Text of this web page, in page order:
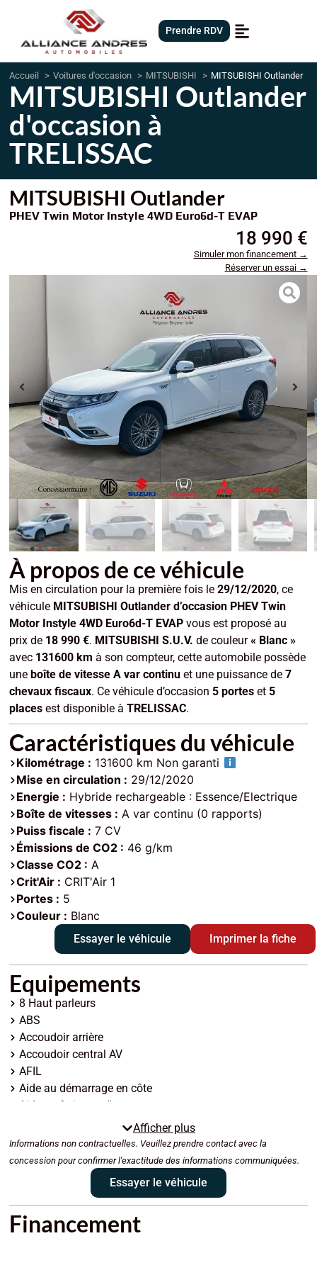
Prendre RDV
Accueil Voitures d'occasion MITSUBISHI MITSUBISHI Outlander
MITSUBISHI Outlander
d'occasion à
TRELISSAC
MITSUBISHI Outlander
PHEV Twin Motor Instyle 4WD Euro6d-T EVAP
18 990 €
Simuler mon financement →
Réserver un essai →
À propos de ce véhicule
Mis en circulation pour la première fois le29/12/2020, ce
véhicule MITSUBISHI Outlander d’occasion PHEV Twin
Motor Instyle 4WD Euro6d-T EVAP vous est proposé au
prix de 18 990 €. MITSUBISHI S.U.V. de couleur« Blanc »
avec 131600 km à son compteur, cette automobile possède
uneboîte de vitesse A var continu et une puissance de7
chevaux fiscaux. Ce véhicule d’occasion5 portes et5
places est disponible àTRELISSAC.
Caractéristiques du véhicule
Kilométrage : 131600 km Non garanti
Mise en circulation : 29/12/2020
Energie : Hybride rechargeable : Essence/Electrique
Boîte de vitesses : A var continu (0 rapports)
Puiss fiscale : 7 CV
Émissions de CO2 : 46 g/km
Classe CO2 : A
Crit'Air : CRIT'Air 1
Portes : 5
Couleur : Blanc
Essayer le véhicule Imprimer la fiche
Equipements
8 Haut parleurs
ABS
Accoudoir arrière
Accoudoir central AV
AFIL
Aide au démarrage en côte
Aide au freinage d'urgence
Airbag genoux
Airbag passager
Airbag passager déconnectable
Airbags latéraux avant
Airbags rideaux AV et AR
Allumage des phares automatique
Afficher plus
Informations non contractuelles. Veuillez prendre contact avec la
concession pour confirmer l'exactitude des informations communiquées.
Essayer le véhicule
Financement